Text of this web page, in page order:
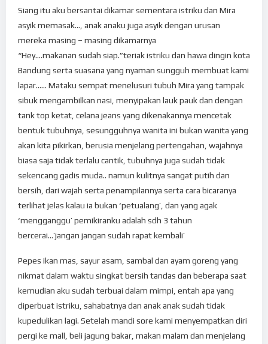
Siang itu aku bersantai dikamar sementara istriku dan Mira
asyik memasak…, anak anaku juga asyik dengan urusan
mereka masing – masing dikamarnya
“Hey….makanan sudah siap.”teriak istriku dan hawa dingin kota
Bandung serta suasana yang nyaman sungguh membuat kami
lapar…… Mataku sempat menelusuri tubuh Mira yang tampak
sibuk mengambilkan nasi, menyipakan lauk pauk dan dengan
tank top ketat, celana jeans yang dikenakannya mencetak
bentuk tubuhnya, sesungguhnya wanita ini bukan wanita yang
akan kita pikirkan, berusia menjelang pertengahan, wajahnya
biasa saja tidak terlalu cantik, tubuhnya juga sudah tidak
sekencang gadis muda.. namun kulitnya sangat putih dan
bersih, dari wajah serta penampilannya serta cara bicaranya
terlihat jelas kalau ia bukan ‘petualang’, dan yang agak
‘mengganggu’ pemikiranku adalah sdh 3 tahun
bercerai…’jangan jangan sudah rapat kembali’
Pepes ikan mas, sayur asam, sambal dan ayam goreng yang
nikmat dalam waktu singkat bersih tandas dan beberapa saat
kemudian aku sudah terbuai dalam mimpi, entah apa yang
diperbuat istriku, sahabatnya dan anak anak sudah tidak
kupedulikan lagi. Setelah mandi sore kami menyempatkan diri
pergi ke mall, beli jagung bakar, makan malam dan menjelang